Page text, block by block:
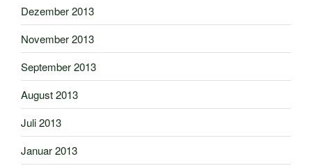
Dezember 2013
November 2013
September 2013
August 2013
Juli 2013
Januar 2013